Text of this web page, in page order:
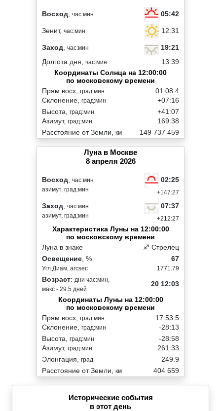
Восход час:мин 05:42
Зенит, час:мин 12:31
Заход час:мин
19:21
Долгота дня, час:мин
13:39
Координаты Солнца на 12:00:00
по московскому времени
Прям.восх, град:мин
Склонение, град:мин
01:08.4
+07:16
Высота, град:мин
Азимут, град:мин
+41:07
169:38
Расстояние от Земли, км 149 737 459
Луна в Москве
8 апреля 2026
Восход час:мин
азимут, град:мин
02:25
+147:27
Заход час:мин
азимут, град:мин
07:37
+212:27
Характеристика Луны на 12:00:00
по московскому времени
Луна в знаке
♐ Стрелец
Освещение , %
Угл.Диам, arcsec
67
1771.79
Возраст: дни час:мин,
макс - 29.5 дней
20 12:03
Координаты Луны на 12:00:00
по московскому времени
Прям.восх, град:мин
Склонение, град:мин
17:53.5
-28:13
Высота, град:мин
Азимут, град:мин
-28:58
261:33
Элонгация, град
249.9
Расстояние от Земли, км 404 659
Исторические события
в этот день